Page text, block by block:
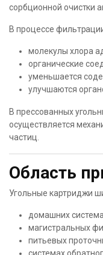
сорбционной очистки
В процессе
молекулы хлора
органические
уменьшается
улучшаются
В прессованных
осуществляется
частиц.
Область
Угольные картриджи
домашних
магистральных
питьевых